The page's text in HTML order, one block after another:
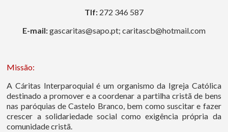
Tlf:272 346 587
E-mail:gascaritas@sapo.pt; caritascb@hotmail.com
Missão:
A Cáritas Interparoquial é um organismo da Igreja Católica
destinado a promover e a coordenar a partilha cristã de bens
nas paróquias de Castelo Branco, bem como suscitar e fazer
crescer a solidariedade social como exigência própria da
comunidade cristã.